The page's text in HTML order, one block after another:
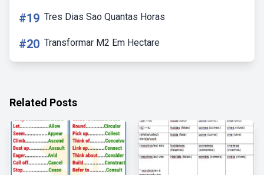
#19 Tres Dias Sao Quantas Horas
#20 Transformar M2 Em Hectare
Related Posts